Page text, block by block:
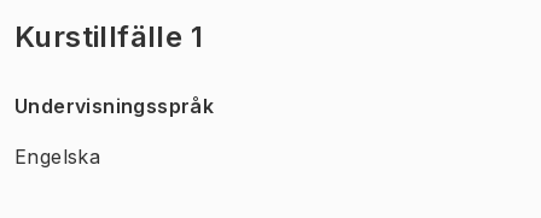
Kurstillfälle 1
Undervisningsspråk
Engelska